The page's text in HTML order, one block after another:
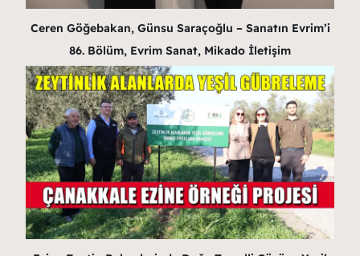
Ceren Göğebakan, Günsu Saraçoğlu – Sanatın Evrim’i
86. Bölüm, Evrim Sanat, Mikado İletişim